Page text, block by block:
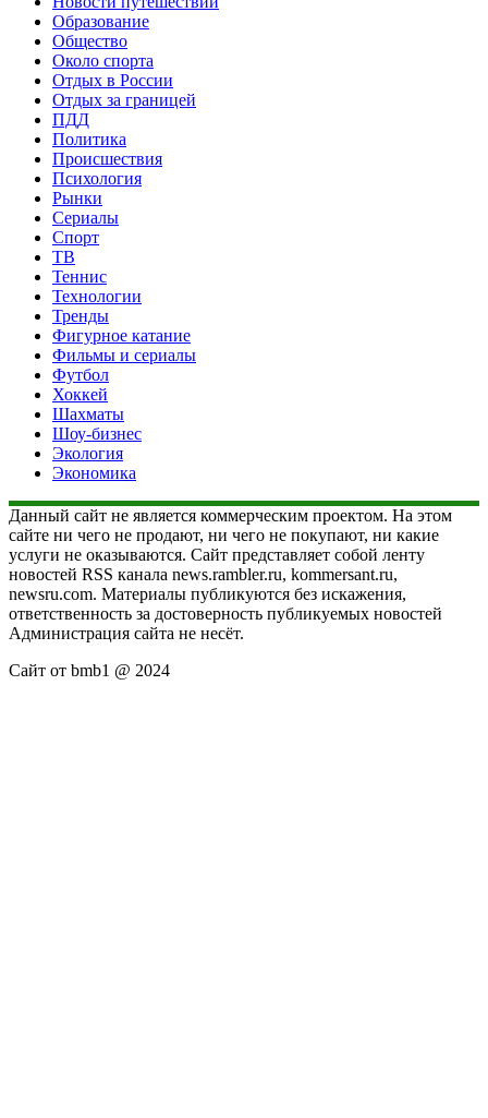
Образование
Общество
Около спорта
Отдых в России
Отдых за границей
ПДД
Политика
Происшествия
Психология
Рынки
Сериалы
Спорт
ТВ
Теннис
Технологии
Тренды
Фигурное катание
Фильмы и сериалы
Футбол
Хоккей
Шахматы
Шоу-бизнес
Экология
Экономика
Данный сайт не является коммерческим проектом. На этом
сайте ни чего не продают, ни чего не покупают, ни какие
услуги не оказываются. Сайт представляет собой ленту
новостей RSS канала news.rambler.ru, kommersant.ru,
newsru.com. Материалы публикуются без искажения,
ответственность за достоверность публикуемых новостей
Администрация сайта не несёт.
Сайт от bmb1 @ 2024